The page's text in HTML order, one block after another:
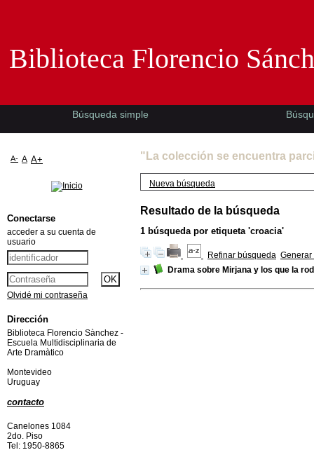
"La colección se encuentra
Nueva búsqueda
Resultado de la búsqueda
1 búsqueda por etiqueta 'croacia'
Refinar búsqueda Generar
Drama sobre Mirjana y los que la
Biblioteca Florencio
Búsqueda simple
A- A A+
Conectarse
acceder a su cuenta de
usuario
Olvidé mi contraseña
Dirección
Biblioteca Florencio Sànchez -
Escuela Multidisciplinaria de
Arte Dramàtico
Montevideo
Uruguay
contacto
Canelones 1084
2do. Piso
Tel: 1950-8865